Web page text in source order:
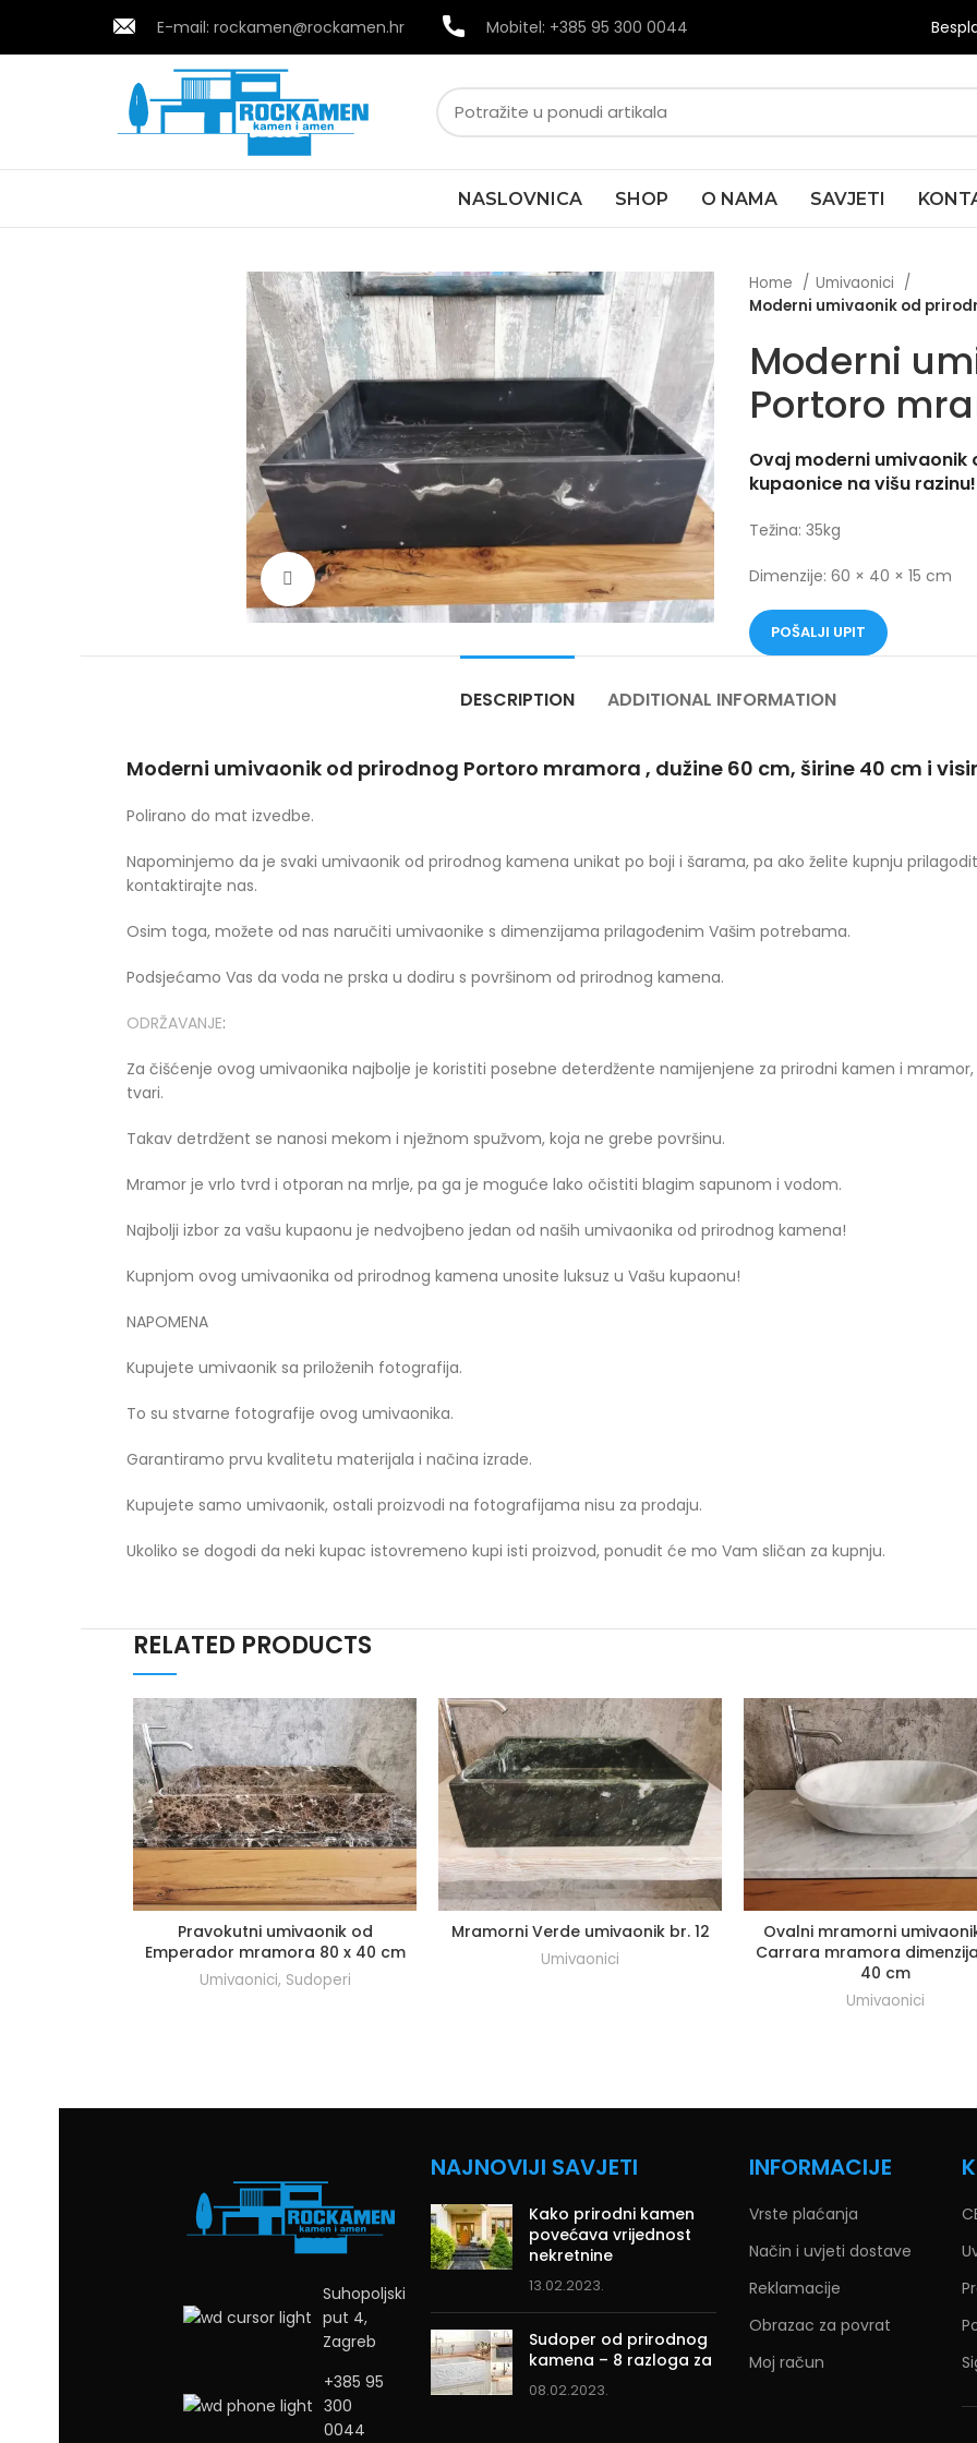
E-mail: rockamen@rockamen.hr Mobitel: +385 95 300 0044
NASLOVNICA SHOP O NAMA SAVJETI
Povećajte sliku
Home
Umivaonici
Moderni umivaonik od
Moderni
Portoro
Ovaj moderni
kupaonice na višu razinu!
Težina: 35kg
Dimenzije: 60 × 40 × 15 cm
POŠALJI UPIT
DESCRIPTION ADDITIONAL INFORMATION
Moderni umivaonik od prirodnog Portoro mramora , dužine 60 cm, širine 40 cm i
Polirano do mat izvedbe.
Napominjemo da je svaki umivaonik od prirodnog kamena unikat po boji i šarama, pa ako želite kupnju
kontaktirajte nas.
Osim toga, možete od nas naručiti umivaonike s dimenzijama prilagođenim Vašim potrebama.
Podsjećamo Vas da voda ne prska u dodiru s površinom od prirodnog kamena.
ODRŽAVANJE:
Za čišćenje ovog umivaonika najbolje je koristiti posebne deterdžente namijenjene za prirodni kamen i mramor,
tvari.
Takav detrdžent se nanosi mekom i nježnom spužvom, koja ne grebe površinu.
Mramor je vrlo tvrd i otporan na mrlje, pa ga je moguće lako očistiti blagim sapunom i vodom.
Najbolji izbor za vašu kupaonu je nedvojbeno jedan od naših umivaonika od prirodnog kamena!
Kupnjom ovog umivaonika od prirodnog kamena unosite luksuz u Vašu kupaonu!
NAPOMENA
Kupujete umivaonik sa priloženih fotografija.
To su stvarne fotografije ovog umivaonika.
Garantiramo prvu kvalitetu materijala i načina izrade.
Kupujete samo umivaonik, ostali proizvodi na fotografijama nisu za prodaju.
Ukoliko se dogodi da neki kupac istovremeno kupi isti proizvod, ponudit će mo Vam sličan za kupnju.
RELATED PRODUCTS
Pravokutni umivaonik od
Emperador mramora 80 x 40 cm
Umivaonici, Sudoperi
Mramorni Verde umivaonik br. 12
Umivaonici
Ovalni mramorni
Carrara mramora
40 cm
Umivaonici
Suhopoljski
put 4,
Zagreb
+385 95
300
0044
NAJNOVIJI SAVJETI
Kako prirodni kamen
povećava vrijednost
nekretnine
13.02.2023.
Sudoper od prirodnog
kamena – 8 razloga za
08.02.2023.
INFORMACIJE
Vrste plaćanja
Način i uvjeti dostave
Reklamacije
Obrazac za povrat
Moj račun